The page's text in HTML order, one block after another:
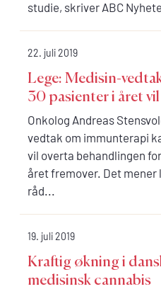
studie, skriver ABC
22. juli 2019
Lege: Medisin-
30 pasienter i året
Onkolog Andreas
vedtak om immunterapi
vil overta behandlingen
året fremover. Det mener
råd...
19. juli 2019
Kraftig økning i
medisinsk cannabis